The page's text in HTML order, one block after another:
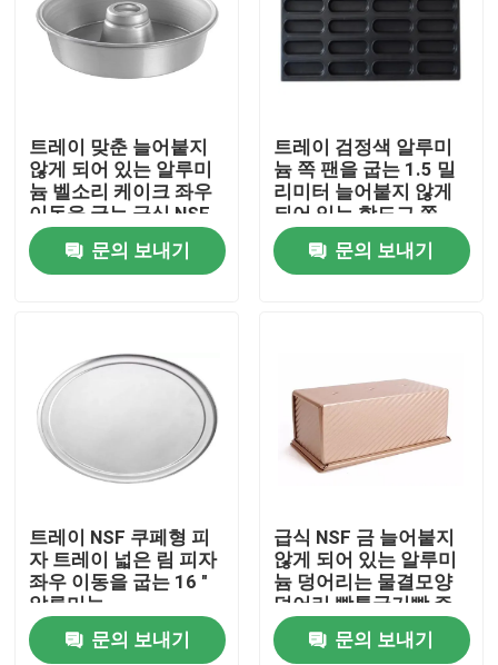
집
비디오
회사 소개
품질 관리
문의하기
베이커리 랙 오븐
빵집 대류 오븐
트레이 맞춘 늘어붙지
않게 되어 있는 알루미
늄 벨소리 케이크 좌우
이동을 굽는 급식 NSF
알루미늄
문의 보내기
트레이 검정색 알루미
늄 쪽 팬을 굽는 1.5 밀
리미터 늘어붙지 않게
되어 있는 핫도그 쪽
문의 보내기
트레이 NSF 쿠페형 피
자 트레이 넓은 림 피자
좌우 이동을 굽는 16 "
알루미늄
문의 보내기
급식 NSF 금 늘어붙지
않게 되어 있는 알루미
늄 덩어리는 물결모양
덩어리 빵틀굽기빵 주
석을 혹평합니다
문의 보내기